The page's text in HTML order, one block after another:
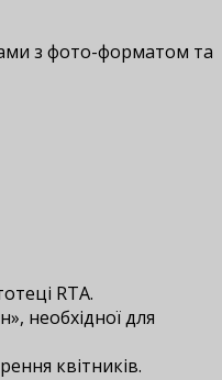
з фото-форматом та
RTA.
необхідної для
квітників.